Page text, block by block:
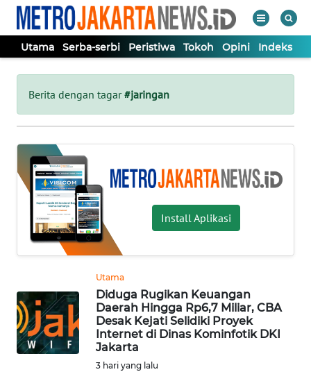
Utama Serba-serbi Peristiwa Tokoh Opini Indeks
Berita dengan tagar#jaringan
Install Aplikasi
Utama
Diduga Rugikan Keuangan
Daerah Hingga Rp6,7 Miliar, CBA
Desak Kejati Selidiki Proyek
Internet di Dinas Kominfotik DKI
Jakarta
3 hari yang lalu
Tutup
UTAMA
SERBA-
SERBI
PERISTIWA
TOKOH
OPINI
Informasi